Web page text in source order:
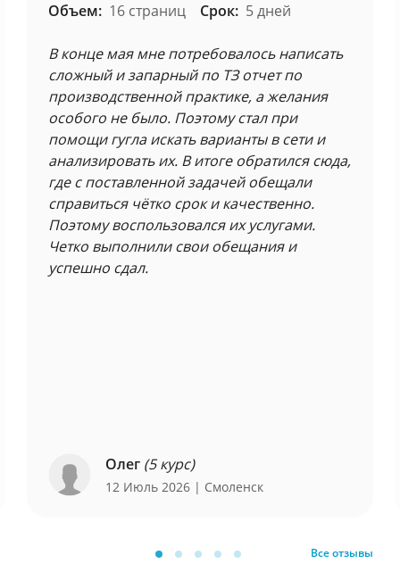
Объем: 16 страниц Срок: 5 дней
В конце мая мне потребовалось написать
сложный и запарный по ТЗ отчет по
производственной практике, а желания
особого не было. Поэтому стал при
помощи гугла искать варианты в сети и
анализировать их. В итоге обратился сюда,
где с поставленной задачей обещали
справиться чётко срок и качественно.
Поэтому воспользовался их услугами.
Четко выполнили свои обещания и
успешно сдал.
Олег (5 курс)
12 Июль 2026 | Смоленск
Все отзывы